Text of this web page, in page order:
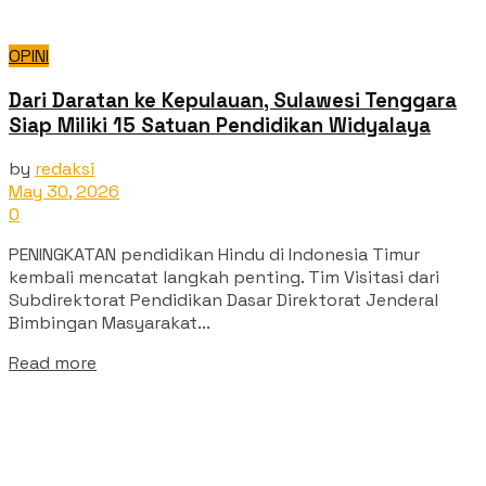
OPINI
Dari Daratan ke Kepulauan, Sulawesi Tenggara
Siap Miliki 15 Satuan Pendidikan Widyalaya
by redaksi
May 30, 2026
0
PENINGKATAN pendidikan Hindu di Indonesia Timur
kembali mencatat langkah penting. Tim Visitasi dari
Subdirektorat Pendidikan Dasar Direktorat Jenderal
Bimbingan Masyarakat...
Read more